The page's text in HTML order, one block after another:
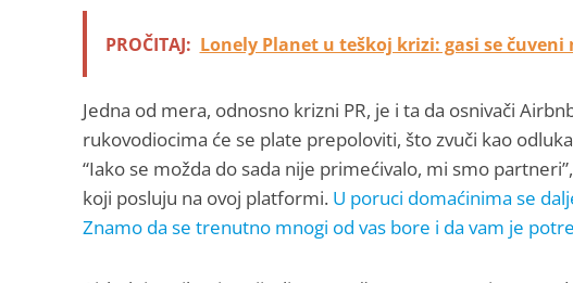
PROČITAJ: Lonely Planet u teškoj krizi: gasi se čuveni
Jedna od mera, odnosno krizni PR, je i ta da osnivači
rukovodiocima će se plate prepoloviti, što zvuči kao
“Iako se možda do sada nije primećivalo, mi smo
koji posluju na ovoj platformi. U poruci domaćinima se
Znamo da se trenutno mnogi od vas bore i da vam je